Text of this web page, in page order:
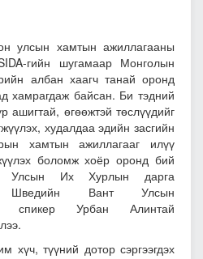
улсын хамтын ажиллагааны
гийн шугамаар Монголын
албан хаагч танай оронд
хамрагдаж байсан. Би тэдний
ашигтай, өгөөжтэй төслүүдийг
худалдаа эдийн засгийн
хамтын ажиллагааг илүү
боломж хоёр оронд бий
Улсын Их Хурлын дарга
Шведийн Вант Улсын
спикер Урбан Алинтай
хүч, түүний дотор сэргээгдэх